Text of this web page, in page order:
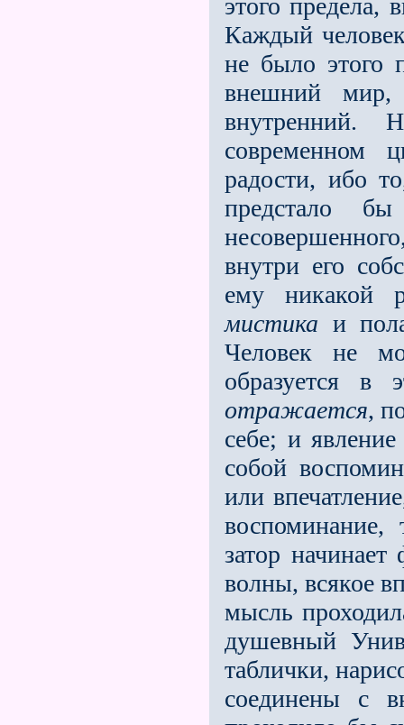
этого предела,
Каждый
не было этого
внешний
внутренний.
современном
радости, ибо
предстало
внутри его
ему никакой
мистика и
Человек не
образуется в
отражается,
себе; и явление
собой
или
воспоминание,
затор
волны, вся­кое
мысль
душевный
таблички,
соединены с